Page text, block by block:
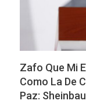
Zafo Que Mi
Como La De
Paz: